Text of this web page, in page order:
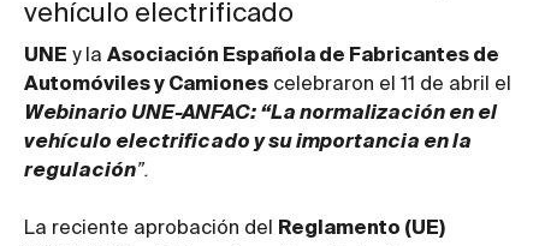
vehículo electrificado
UNE y la Asociación Española de Fabricantes de
Automóviles y Camiones celebraron el 11 de abril el
Webinario UNE-ANFAC: “La normalización en el
vehículo electrificado y su importancia en la
regulación”.
La reciente aprobación del
Reglamento (UE)